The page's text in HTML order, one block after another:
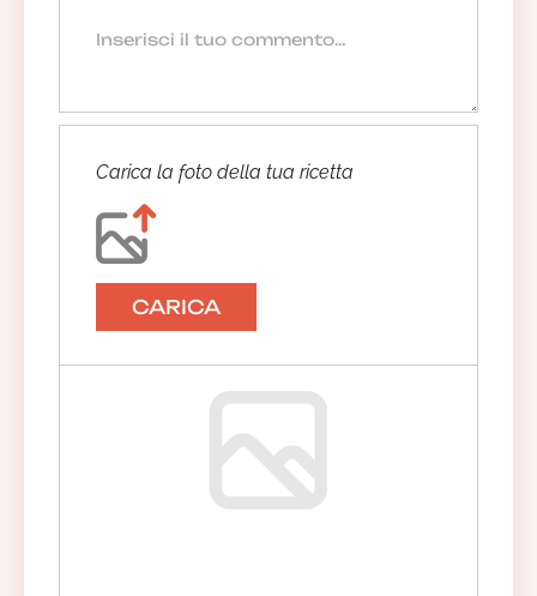
Carica la foto della tua ricetta
CARICA